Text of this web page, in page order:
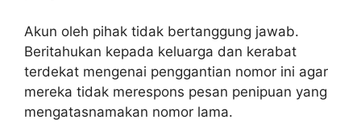
Akun oleh pihak tidak bertanggung jawab.
Beritahukan kepada keluarga dan kerabat
terdekat mengenai penggantian nomor ini agar
mereka tidak merespons pesan penipuan yang
mengatasnamakan nomor lama.